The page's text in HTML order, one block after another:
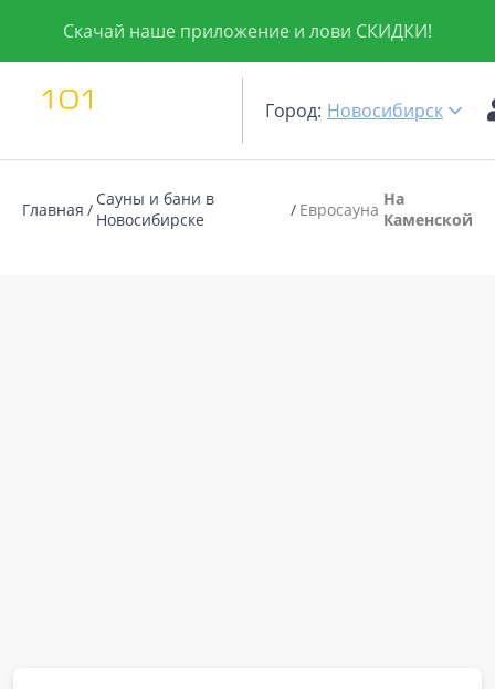
Скачай наше приложение и лови СКИДКИ!
Город: Новосибирск
Главная
Сауны и бани в
Новосибирске
Евросауна На
Каменской